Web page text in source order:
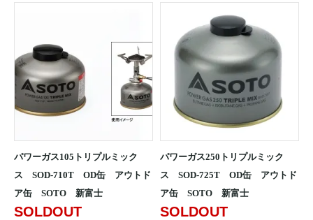
パワーガス105トリプルミック
ス SOD-710T OD缶 アウトド
ア缶 SOTO 新富士
SOLDOUT
パワーガス250トリプルミック
ス SOD-725T OD缶 アウトド
ア缶 SOTO 新富士
SOLDOUT